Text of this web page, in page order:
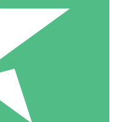
Sin compromiso